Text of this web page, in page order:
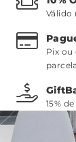
Válido
Pix ou
15%